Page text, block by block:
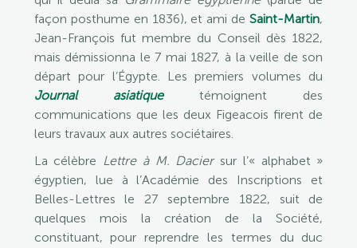
façon posthume en 1836), et ami deSaint-Martin,
Jean-François fut membre du Conseil dès 1822,
mais démissionna le 7 mai 1827, à la veille de son
départ pour l’Égypte. Les premiers volumes du
Journal asiatiquetémoignent des
communications que les deux Figeacois firent de
leurs travaux aux autres sociétaires.
La célèbre Lettre à M. Daciersur l’« alphabet »
égyptien, lue à l’Académie des Inscriptions et
Belles-Lettres le 27 septembre 1822, suit de
quelques mois la création de la Société,
constituant, pour reprendre les termes du duc